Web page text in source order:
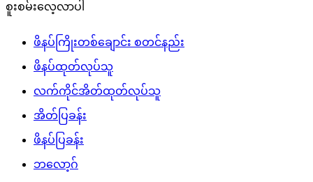
စူးစမ်းလေ့လာပါ
ဖိနပ်ကြိုးတစ်ချောင်း စတင်နည်း
ဖိနပ်ထုတ်လုပ်သူ
လက်ကိုင်အိတ်ထုတ်လုပ်သူ
အိတ်ပြခန်း
ဖိနပ်ပြခန်း
ဘလော့ဂ်